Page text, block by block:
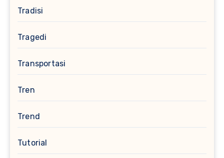
Tradisi
Tragedi
Transportasi
Tren
Trend
Tutorial